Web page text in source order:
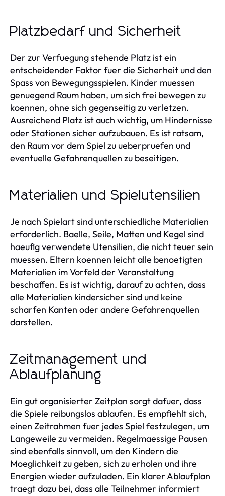
Platzbedarf und Sicherheit
Der zur Verfuegung stehende Platz ist ein
entscheidender Faktor fuer die Sicherheit und den
Spass von Bewegungsspielen. Kinder muessen
genuegend Raum haben, um sich frei bewegen zu
koennen, ohne sich gegenseitig zu verletzen.
Ausreichend Platz ist auch wichtig, um Hindernisse
oder Stationen sicher aufzubauen. Es ist ratsam,
den Raum vor dem Spiel zu ueberpruefen und
eventuelle Gefahrenquellen zu beseitigen.
Materialien und Spielutensilien
Je nach Spielart sind unterschiedliche Materialien
erforderlich. Baelle, Seile, Matten und Kegel sind
haeufig verwendete Utensilien, die nicht teuer sein
muessen. Eltern koennen leicht alle benoetigten
Materialien im Vorfeld der Veranstaltung
beschaffen. Es ist wichtig, darauf zu achten, dass
alle Materialien kindersicher sind und keine
scharfen Kanten oder andere Gefahrenquellen
darstellen.
Zeitmanagement und
Ablaufplanung
Ein gut organisierter Zeitplan sorgt dafuer, dass
die Spiele reibungslos ablaufen. Es empfiehlt sich,
einen Zeitrahmen fuer jedes Spiel festzulegen, um
Langeweile zu vermeiden. Regelmaessige Pausen
sind ebenfalls sinnvoll, um den Kindern die
Moeglichkeit zu geben, sich zu erholen und ihre
Energien wieder aufzuladen. Ein klarer Ablaufplan
traegt dazu bei, dass alle Teilnehmer informiert